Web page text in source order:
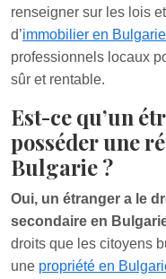
renseigner sur les lois
d’immobilier en Bulgarie
professionnels locaux
sûr et rentable.
Est-ce qu’un
posséder une
Bulgarie ?
Oui, un étranger a le
secondaire en
droits que les citoyens
une propriété en